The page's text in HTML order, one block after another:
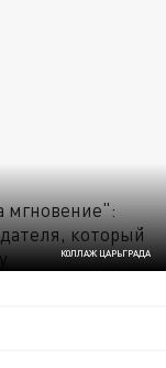
КОЛЛАЖ ЦАРЬГРАДА